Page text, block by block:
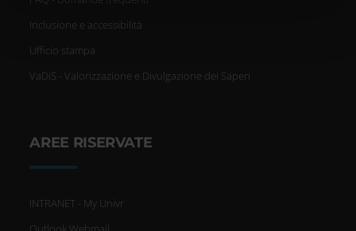
nostri partner che si occupano di analisi dei dati web,
pubblicità e social media, i quali potrebbero combinarle
con altre informazioni che hai fornito loro o che hanno
Inclusione e accessibilità
Ufficio stampa
VaDiS - Valorizzazione e Divulgazione dei Saperi
AREE RISERVATE
INTRANET - My Univr